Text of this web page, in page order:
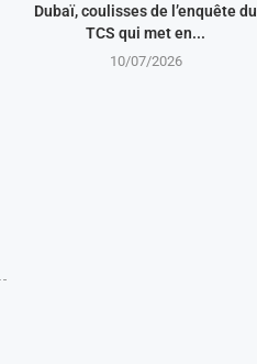
Dubaï, coulisses de l’enquête du
TCS qui met en...
10/07/2026